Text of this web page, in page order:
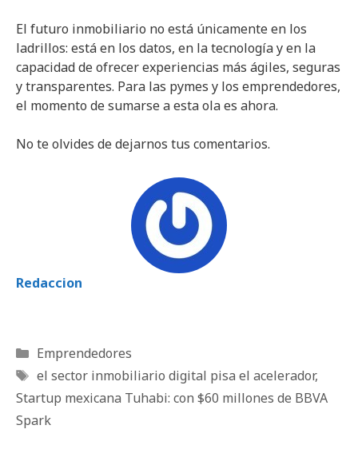
El futuro inmobiliario no está únicamente en los
ladrillos: está en los datos, en la tecnología y en la
capacidad de ofrecer experiencias más ágiles, seguras
y transparentes. Para las pymes y los emprendedores,
el momento de sumarse a esta ola es ahora.
No te olvides de dejarnos tus comentarios.
Redaccion
Categorías
Emprendedores
Etiquetas
el sector inmobiliario digital pisa el acelerador,
Startup mexicana Tuhabi: con $60 millones de BBVA
Spark